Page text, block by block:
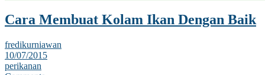
Cara Membuat Kolam Ikan Dengan Baik
fredikurniawan
10/07/2015
perikanan